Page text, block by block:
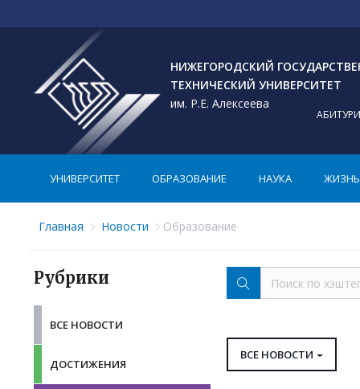
НИЖЕГОРОДСКИЙ
ТЕХНИЧЕСКИЙ УНИВЕРСИТЕТ
им. Р.Е. Алексеева
УНИВЕРСИТЕТ ОБРАЗОВАНИЕ НАУКА ЖИЗНЬ
Главная Новости Образование
Рубрики
ВСЕ НОВОСТИ
ДОСТИЖЕНИЯ
ВСЕ НОВОСТИ